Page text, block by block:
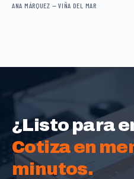
ANA MÁRQUEZ —VIÑA DEL MAR
¿Listo para
Cotiza en
minutos.